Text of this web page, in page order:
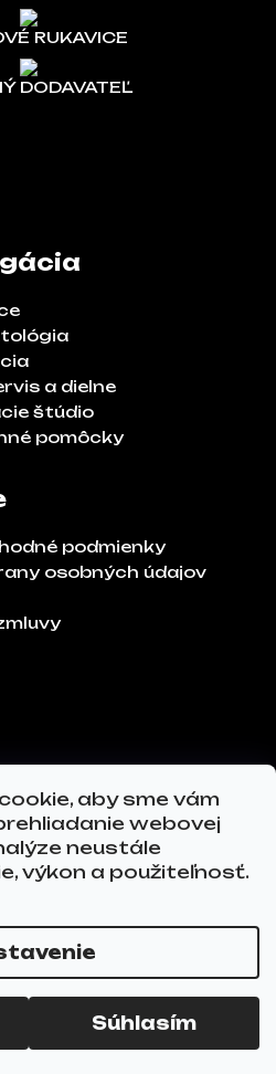
aby sme vám
webovej
neustále
výkon a použiteľnosť.
Súhlasím
RUKAVICE
DODAVATEĽ
a dielne
štúdio
pomôcky
podmienky
osobných údajov
302
. Všetky práva
nastavenie cookies